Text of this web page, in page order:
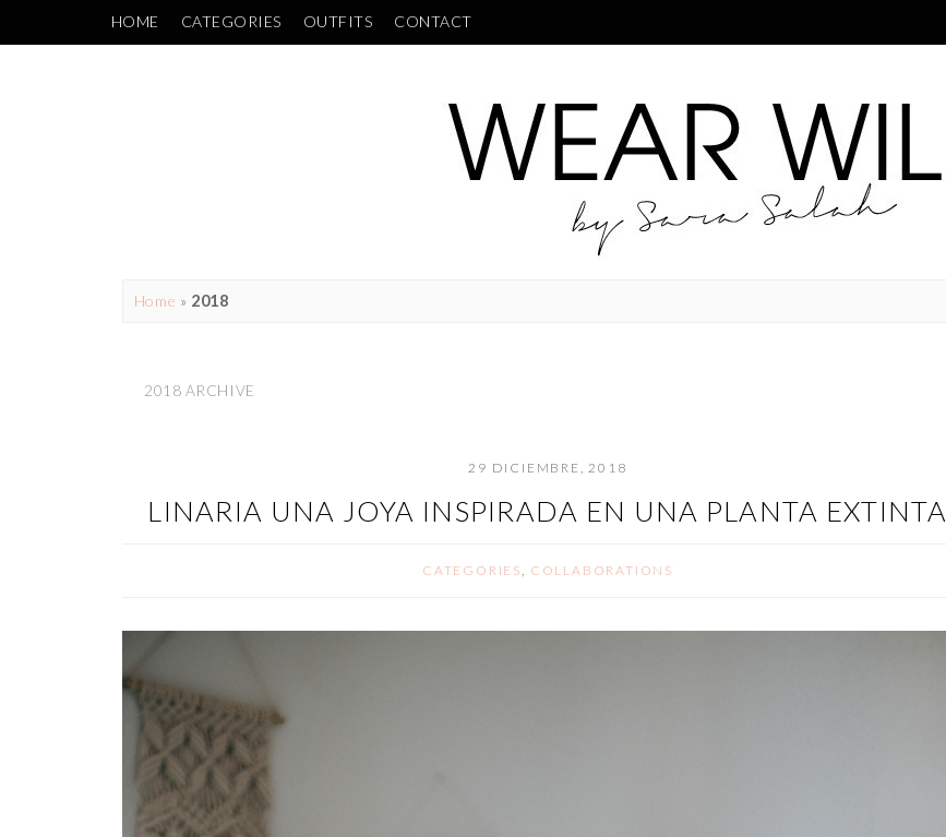
HOME CATEGORIES OUTFITS CONTACT
Home » 2018
2018 ARCHIVE
29 DICIEMBRE, 2018
LINARIA UNA JOYA INSPIRADA EN UNA PLANTA EXTINTA
CATEGORIES, COLLABORATIONS